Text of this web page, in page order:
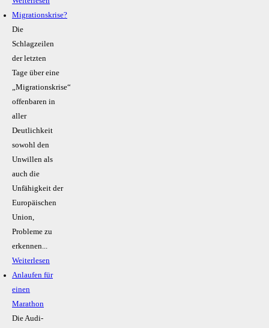
Migrationskrise?
Die
Schlagzeilen
der letzten
Tage über eine
„Migrationskrise“
offenbaren in
aller
Deutlichkeit
sowohl den
Unwillen als
auch die
Unfähigkeit der
Europäischen
Union,
Probleme zu
erkennen...
Weiterlesen
Anlaufen für
einen
Marathon
Die Audi-